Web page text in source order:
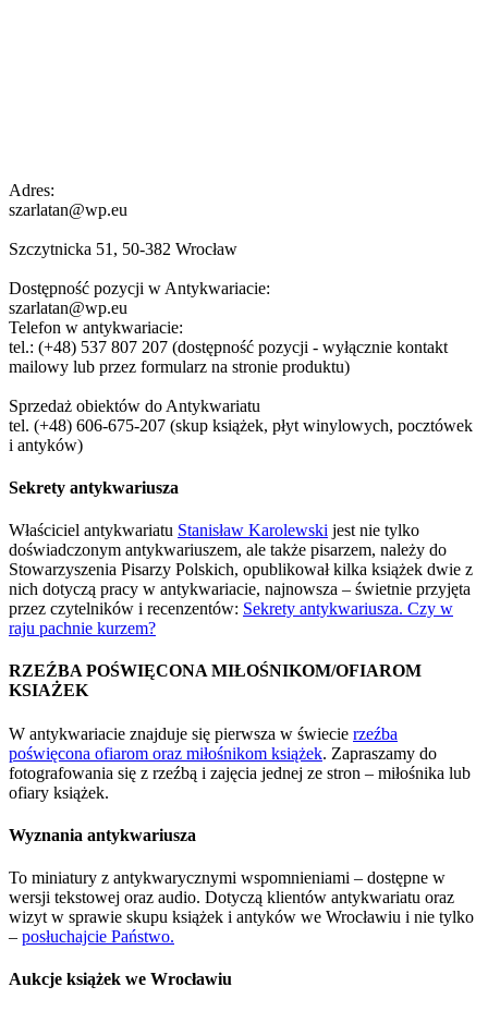
Adres:
szarlatan@wp.eu
Szczytnicka 51, 50-382 Wrocław
Dostępność pozycji w Antykwariacie:
szarlatan@wp.eu
Telefon w antykwariacie:
tel.: (+48) 537 807 207 (dostępność pozycji - wyłącznie kontakt
mailowy lub przez formularz na stronie produktu)
Sprzedaż obiektów do Antykwariatu
tel. (+48) 606-675-207 (skup książek, płyt winylowych, pocztówek
i antyków)
Sekrety antykwariusza
Właściciel antykwariatu Stanisław Karolewski jest nie tylko
doświadczonym antykwariuszem, ale także pisarzem, należy do
Stowarzyszenia Pisarzy Polskich, opublikował kilka książek dwie z
nich dotyczą pracy w antykwariacie, najnowsza – świetnie przyjęta
przez czytelników i recenzentów: Sekrety antykwariusza. Czy w
raju pachnie kurzem?
RZEŹBA POŚWIĘCONA MIŁOŚNIKOM/OFIAROM
KSIAŻEK
W antykwariacie znajduje się pierwsza w świecie rzeźba
poświęcona ofiarom oraz miłośnikom książek. Zapraszamy do
fotografowania się z rzeźbą i zajęcia jednej ze stron – miłośnika lub
ofiary książek.
Wyznania antykwariusza
To miniatury z antykwarycznymi wspomnieniami – dostępne w
wersji tekstowej oraz audio. Dotyczą klientów antykwariatu oraz
wizyt w sprawie skupu książek i antyków we Wrocławiu i nie tylko
– posłuchajcie Państwo.
Aukcje książek we Wrocławiu